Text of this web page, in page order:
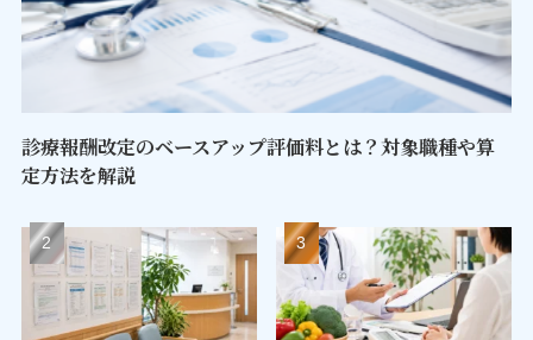
診療報酬改定のベースアップ評価料とは？対象職種や算
定方法を解説